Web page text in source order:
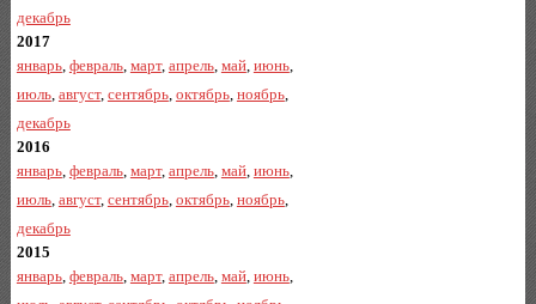
декабрь
2017
январь, февраль, март, апрель, май, июнь,
июль, август, сентябрь, октябрь, ноябрь,
декабрь
2016
январь, февраль, март, апрель, май, июнь,
июль, август, сентябрь, октябрь, ноябрь,
декабрь
2015
январь, февраль, март, апрель, май, июнь,